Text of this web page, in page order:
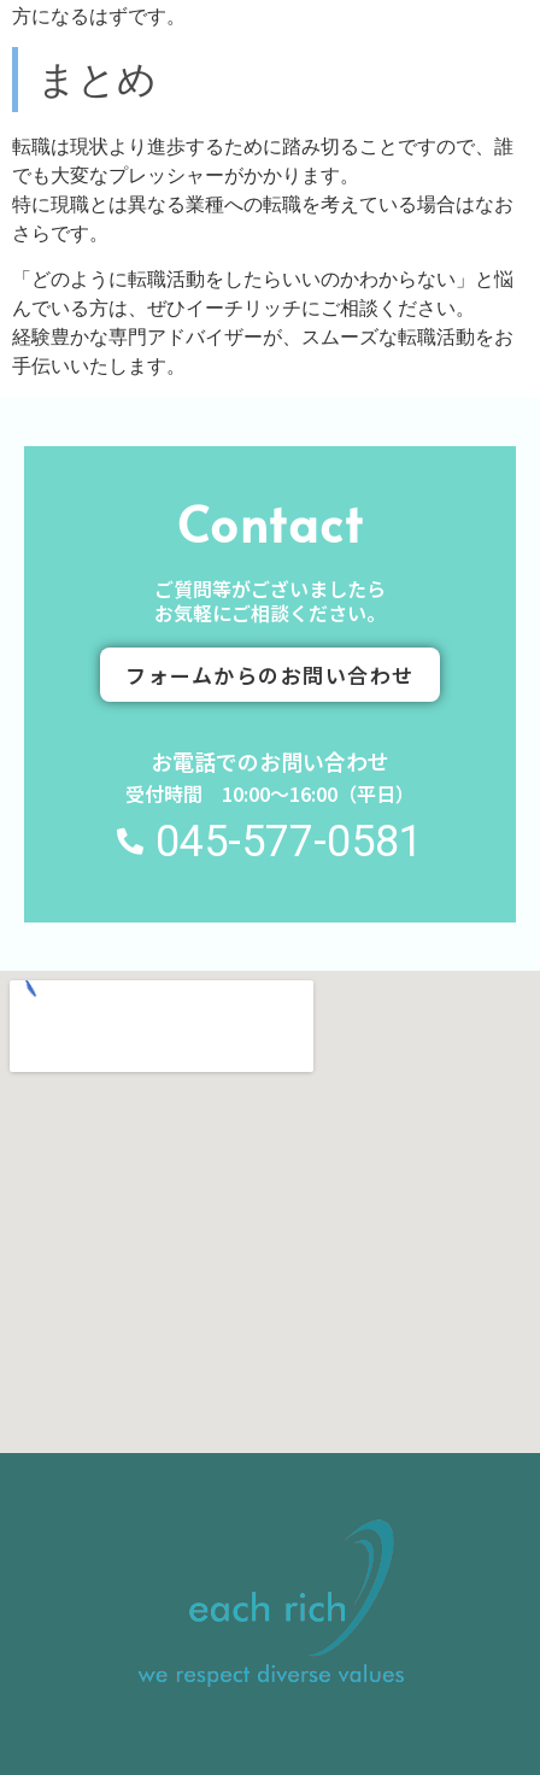
方になるはずです。
まとめ
転職は現状より進歩するために踏み切ることですので、誰
でも大変なプレッシャーがかかります。
特に現職とは異なる業種への転職を考えている場合はなお
さらです。
「どのように転職活動をしたらいいのかわからない」と悩
んでいる方は、ぜひイーチリッチにご相談ください。
経験豊かな専門アドバイザーが、スムーズな転職活動をお
手伝いいたします。
Contact
ご質問等がございましたら
お気軽にご相談ください。
フォームからのお問い合わせ
お電話でのお問い合わせ
受付時間 10:00〜16:00（平日）
045-577-0581